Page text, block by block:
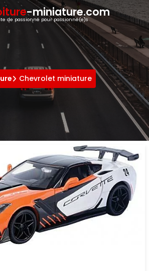
-miniature.com
de passionné pour passionné(e)s
Chevrolet miniature